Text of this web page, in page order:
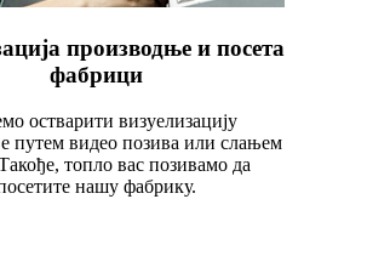
производње и посета
фабрици
остварити визуелизацију
путем видео позива или слањем
топло вас позивамо да
нашу фабрику.